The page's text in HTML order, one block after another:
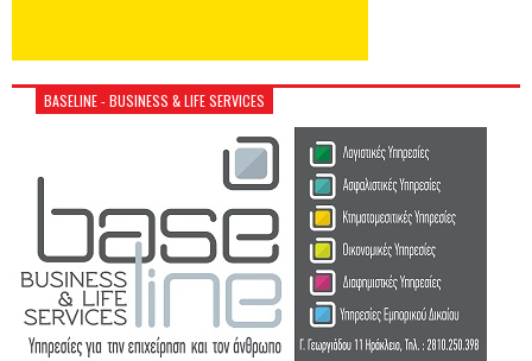
BASELINE - BUSINESS & LIFE SERVICES